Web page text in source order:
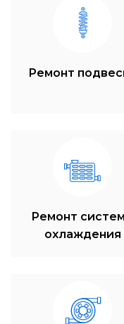
Ремонт
Ремонт
охлаждения